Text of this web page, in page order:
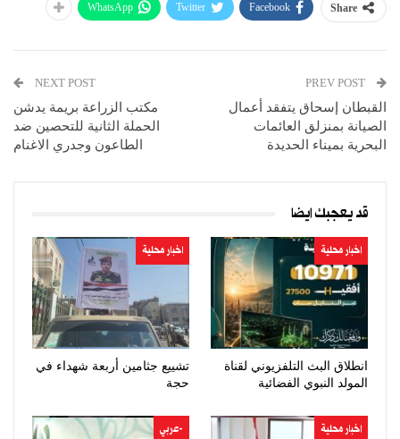
Share
Facebook
Twitter
WhatsApp
القبطان إسحاق يتفقد أعمال
الصيانة بمنزلق العائمات
البحرية بميناء الحديدة
NEXT POST
مكتب الزراعة بريمة يدشن
الحملة الثانية للتحصين ضد
الطاعون وجدري الاغنام
قد يعجبك ايضا
اخبار محلية
انطلاق البث التلفزيوني لقناة
المولد النبوي الفضائية
اخبار محلية
تشييع جثامين أربعة شهداء في
حجة
اخبار محلية -عربي